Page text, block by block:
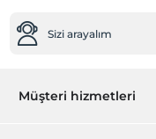
Güneşlenme
Odalar
Sizi arayalım
Müşteri hizmetleri